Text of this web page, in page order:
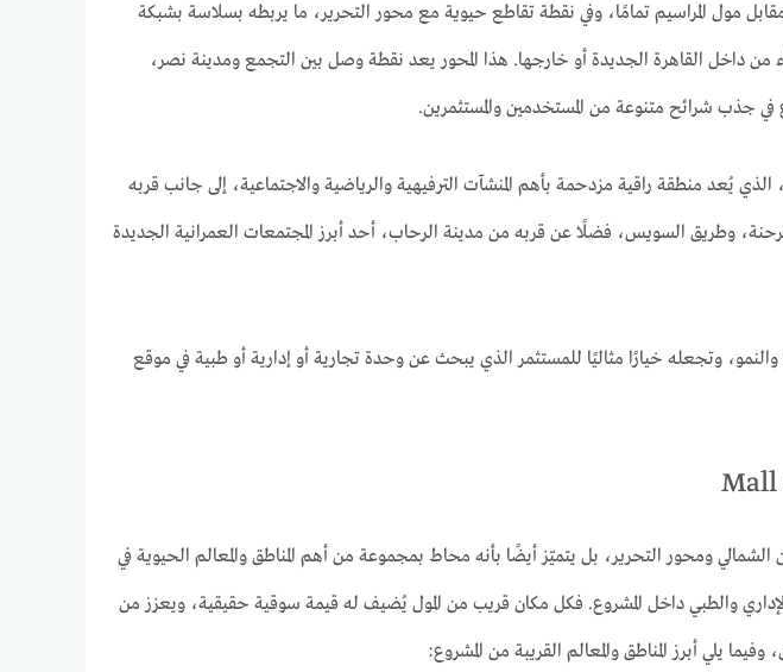
مول المراسيم تمامًا، وفي نقطة تقاطع حيوية مع محور التحرير، ما يربطه بسلاسة بشبكة
داخل القاهرة الجديدة أو خارجها. هذا المحور يعد نقطة وصل بين التجمع ومدينة نصر،
جذب شرائح متنوعة من المستخدمين والمستثمرين.
النوادي، الذي يُعد منطقة راقية مزدحمة بأهم المنشآت الترفيهية والرياضية والاجتماعية، إلى جانب قربه
وطريق السويس، فضلًا عن قربه من مدينة الرحاب، أحد أبرز المجتمعات العمرانية الجديدة
وتجعله خيارًا مثاليًا للمستثمر الذي يبحث عن وحدة تجارية أو إدارية أو طبية في موقع
التسعين الشمالي ومحور التحرير، بل يتميّز أيضًا بأنه محاط بمجموعة من أهم المناطق والمعالم الحيوية في
والطبي داخل المشروع. فكل مكان قريب من المول يُضيف له قيمة سوقية حقيقية، ويعزز من
يلي أبرز المناطق والمعالم القريبة من المشروع: